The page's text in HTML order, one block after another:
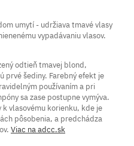
umytí - udržiava tmavé vlasy
vypadávaniu vlasov.
odtieň tmavej blond,
prvé šediny. Farebný efekt je
používaním a pri
sa zase postupne vymýva.
vlasovému korienku, kde je
pôsobenia, a predchádza
Viac na adcc.sk